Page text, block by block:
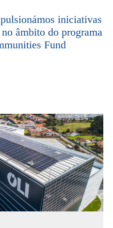
iniciativas
âmbito do programa
Fund